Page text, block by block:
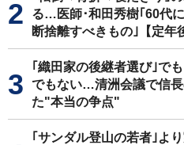
る…医師･和田秀樹｢60代
断捨離すべきもの｣【定年
｢織田家の後継者選び｣で
でもない…清洲会議で信
た"本当の争点"
｢サンダル登山の若者｣よ